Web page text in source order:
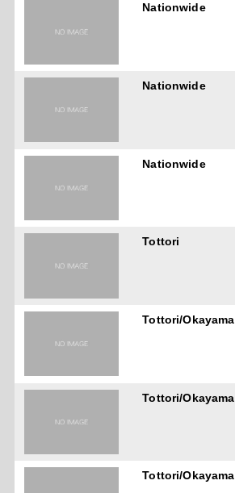
Nationwide
Nationwide
Nationwide
Tottori
Tottori/Okayama
Tottori/Okayama
Tottori/Okayama